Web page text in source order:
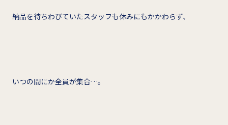
納品を待ちわびていたスタッフも休みにもかかわらず、
いつの間にか全員が集合…。